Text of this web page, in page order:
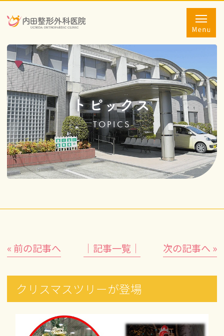
トピックス
TOPICS
« 前の記事へ │記事一覧│ 次の記事へ »
クリスマスツリーが登場